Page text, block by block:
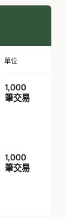
單位
1,000
筆交易
1,000
筆交易